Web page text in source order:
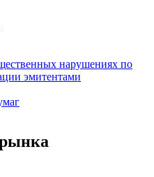
нарушениях по
эмитентами